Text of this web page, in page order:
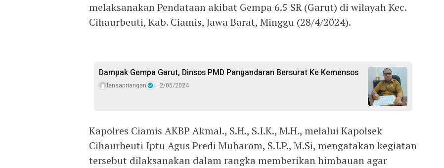
melaksanakan Pendataan akibat Gempa 6.5 SR (Garut) di wilayah Kec.
Cihaurbeuti, Kab. Ciamis, Jawa Barat, Minggu (28/4/2024).
Dampak Gempa Garut, Dinsos PMD Pangandaran Bersurat Ke Kemensos
lensapriangan 2/05/2024
Kapolres Ciamis AKBP Akmal., S.H., S.I.K., M.H., melalui Kapolsek
Cihaurbeuti Iptu Agus Predi Muharom, S.I.P., M.Si, mengatakan kegiatan
tersebut dilaksanakan dalam rangka memberikan himbauan agar